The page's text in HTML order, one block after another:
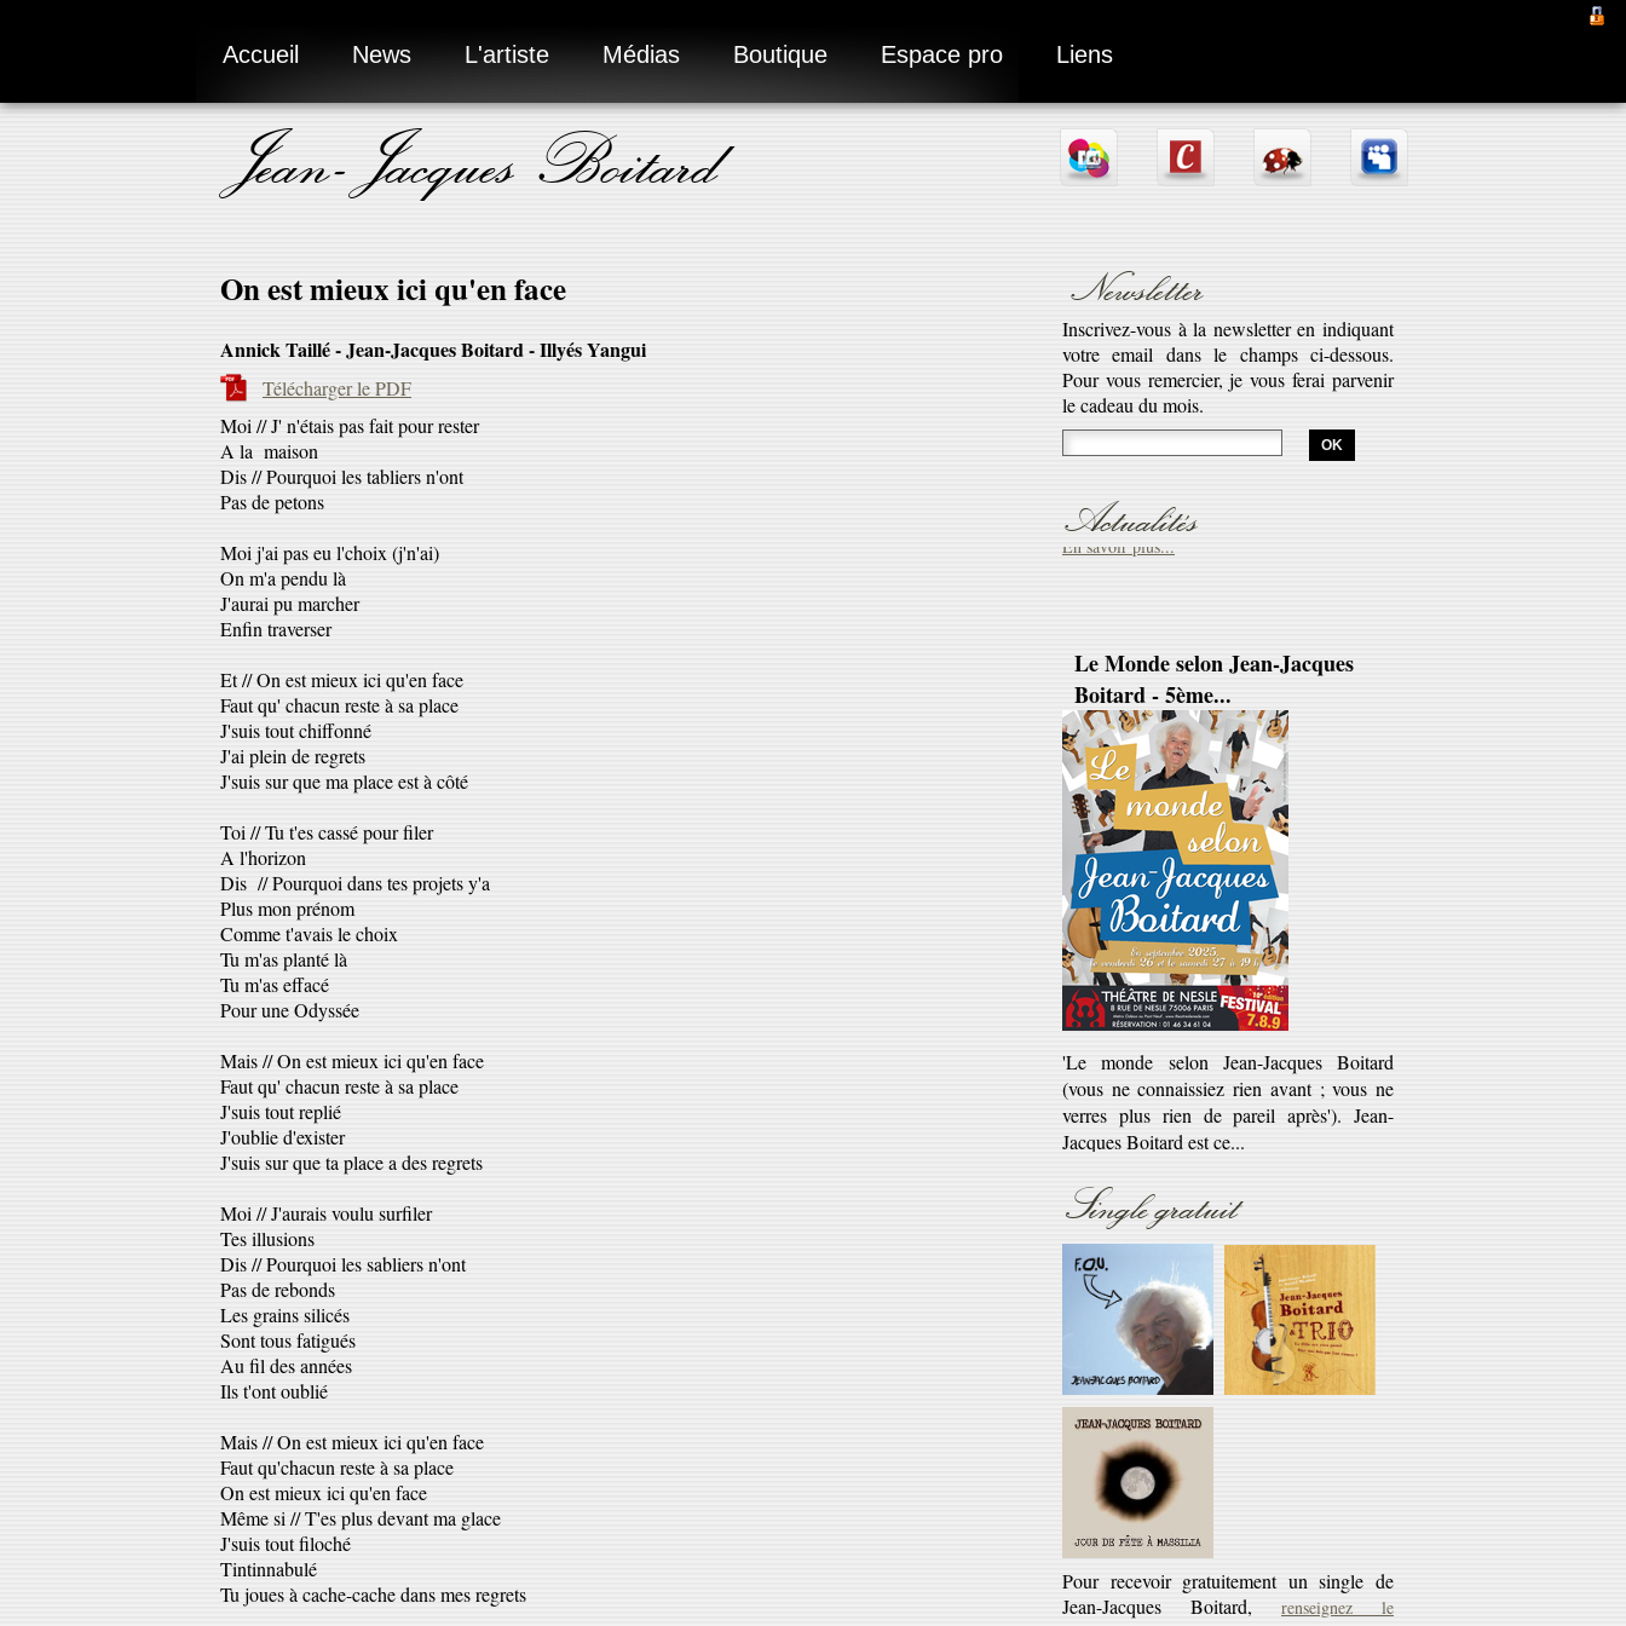
Accueil News L'artiste Médias Boutique Espace pro Liens
Jean-Jacques Boitard
On est mieux ici qu'en face
Annick Taillé - Jean-Jacques Boitard - Illyés Yangui
Télécharger le PDF
Moi // J' n'étais pas fait pour rester
A la maison
Dis // Pourquoi les tabliers n'ont
Pas de petons
Moi j'ai pas eu l'choix (j'n'ai)
On m'a pendu là
J'aurai pu marcher
Enfin traverser
Et // On est mieux ici qu'en face
Faut qu' chacun reste à sa place
J'suis tout chiffonné
J'ai plein de regrets
J'suis sur que ma place est à côté
Toi // Tu t'es cassé pour filer
A l'horizon
Dis // Pourquoi dans tes projets y'a
Plus mon prénom
Comme t'avais le choix
Tu m'as planté là
Tu m'as effacé
Pour une Odyssée
Mais // On est mieux ici qu'en face
Faut qu' chacun reste à sa place
J'suis tout replié
J'oublie d'exister
J'suis sur que ta place a des regrets
Moi // J'aurais voulu surfiler
Tes illusions
Dis // Pourquoi les sabliers n'ont
Pas de rebonds
Les grains silicés
Sont tous fatigués
Au fil des années
Ils t'ont oublié
Mais // On est mieux ici qu'en face
Faut qu'chacun reste à sa place
On est mieux ici qu'en face
Même si // T'es plus devant ma glace
J'suis tout filoché
Tintinnabulé
Tu joues à cache-cache dans mes regrets
Newsletter
Inscrivez-vous à la newsletter en indiquant
votre email dans le champs ci-dessous.
Pour vous remercier, je vous ferai parvenir
le cadeau du mois.
Actualités
Adaptation d’une pièce radiophonique de
Robert Desnos illustrant la véritable saga
qu’est l’histoire de Fantômas. Cette série...
'Le monde selon Jean-Jacques Boitard
(vous ne connaissiez rien avant ; vous ne
verres plus rien de pareil après'). Jean-
Jacques Boitard est ce...
En savoir plus...
Réédition
Rééditions CD des cassettes les Cahiers du
Garlaban - 10€ + 45 tours offert
En savoir plus...
Single gratuit
Pour recevoir gratuitement un single de
Jean-Jacques Boitard, renseignez le